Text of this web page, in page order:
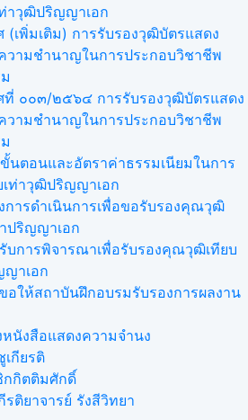
า​วุฒิปริญญา​เอก
(เพิ่มเติม) การรับรองวุฒิบัตรแสดง
วามชำนาญในการประกอบวิชาชีพ
ที่ ๐๐๓/๒๕๖๔ การรับรองวุฒิบัตรแสดง
วามชำนาญในการประกอบวิชาชีพ
ขั้นตอนและอัตราค่าธรรมเนียมในการ
เท่าวุฒิปริญญาเอก
การดำเนินการเพื่อขอรับรองคุณวุฒิ
าปริญญาเอก
บการพิจารณาเพื่อรับรองคุณวุฒิเทียบ
ญาเอก
อให้สถาบันฝึกอบรมรับรองการผลงาน
หนังสือแสดงความจำนง
เกียรติ
กกิตติมศักดิ์
รติยาจารย์ รังสีวิทยา